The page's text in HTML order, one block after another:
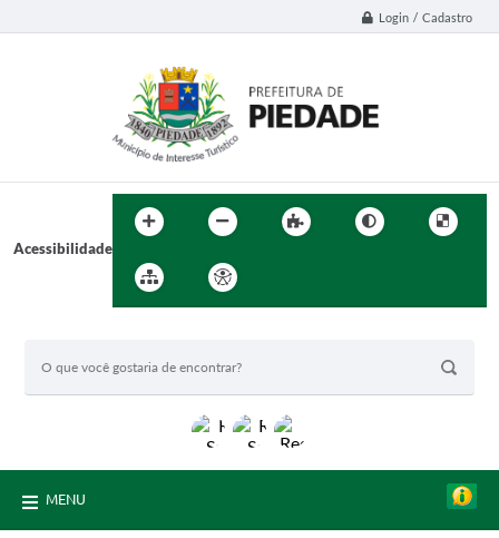
Login / Cadastro
Acessibilidade
MENU